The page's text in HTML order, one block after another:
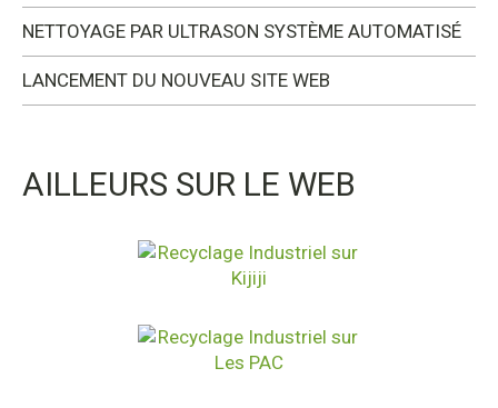
NETTOYAGE PAR ULTRASON SYSTÈME AUTOMATISÉ
LANCEMENT DU NOUVEAU SITE WEB
AILLEURS SUR LE WEB